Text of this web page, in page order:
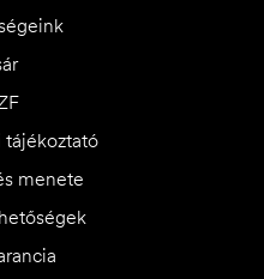
tájékoztató
menete